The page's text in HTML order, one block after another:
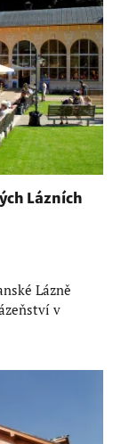
Lázních
Lázně
v